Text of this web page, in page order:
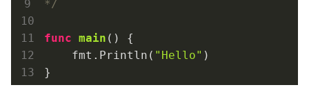
*/
func main ()
{
    fmt.Println(
"Hello" )